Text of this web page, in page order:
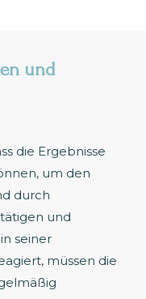
und
die Ergebnisse
um den
durch
und
seiner
müssen die